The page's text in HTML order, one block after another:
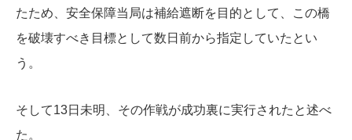
たため、安全保障当局は補給遮断を目的として、この橋
を破壊すべき目標として数日前から指定していたとい
う。
そして13日未明、その作戦が成功裏に実行されたと述べ
た。